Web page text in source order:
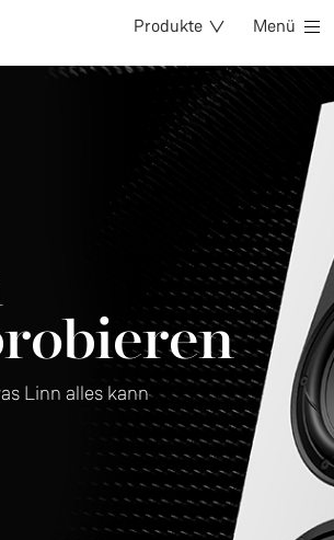
Produkte Menü
Linn alles kann